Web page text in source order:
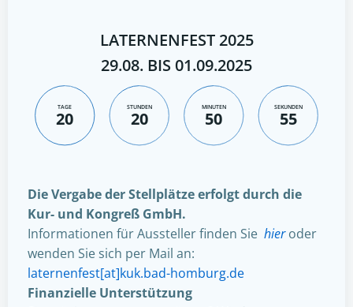
LATERNENFEST 2025
29.08. BIS 01.09.2025
TAGE
20
STUNDEN
20
MINUTEN
50
SEKUNDEN
54
Die Vergabe der Stellplätze erfolgt durch die
Kur- und Kongreß GmbH.
Informationen für Aussteller finden Sie hieroder
wenden Sie sich per Mail an:
laternenfest[at]kuk.bad-homburg.de
Finanzielle Unterstützung